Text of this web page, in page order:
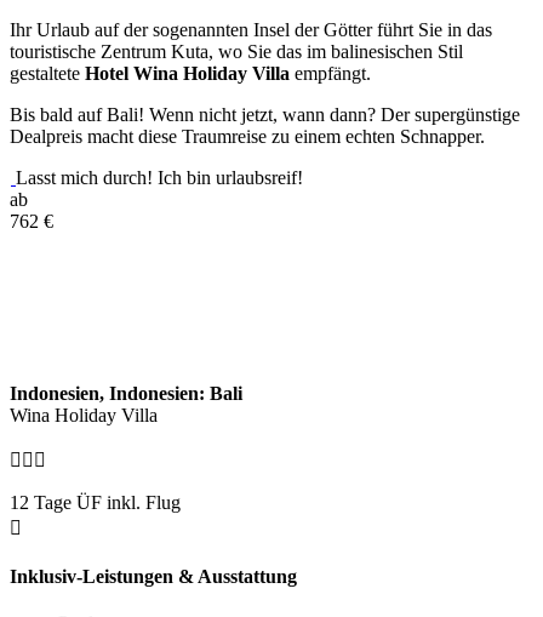
Ihr Urlaub auf der sogenannten Insel der Götter führt Sie in das
touristische Zentrum Kuta, wo Sie das im balinesischen Stil
gestaltete Hotel Wina Holiday Villa empfängt.
Bis bald auf Bali! Wenn nicht jetzt, wann dann? Der supergünstige
Dealpreis macht diese Traumreise zu einem echten Schnapper.
Lasst mich durch! Ich bin urlaubsreif!
ab
762 €
Indonesien, Indonesien: Bali
Wina Holiday Villa
12 Tage ÜF inkl. Flug
Inklusiv-Leistungen & Ausstattung